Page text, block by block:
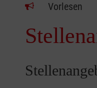
Vorlesen